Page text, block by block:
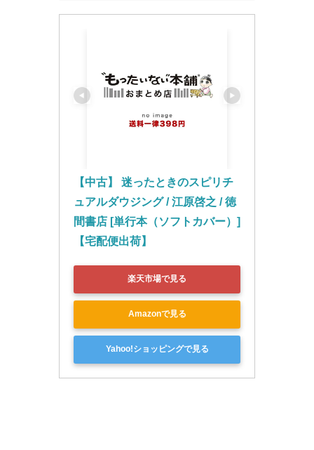
【中古】 迷ったときのスピリチ
ュアルダウジング / 江原啓之 / 徳
間書店 [単行本（ソフトカバー）]
【宅配便出荷】
楽天市場で見る
Amazonで見る
Yahoo!ショッピングで見る